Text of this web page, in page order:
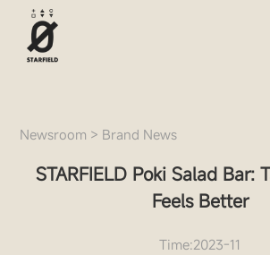
Newsroom > Brand News
STARFIELD Poki Salad Bar:
Feels Better
Time:2023-11